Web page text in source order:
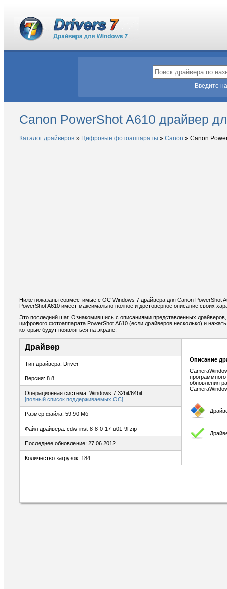
Введите
Canon PowerShot A610 драйвер
Каталог драйверов » Цифровые фотоаппараты » Canon » Canon
Ниже показаны совместимые с ОС Windows 7 драйвера для Canon PowerShot
PowerShot A610 имеет максимально полное и достоверное описание своих
Это последний шаг. Ознакомившись с описаниями представленных
цифрового фотоаппарата PowerShot A610 (если драйверов несколько) и
которые будут появляться на экране.
Драйвер
Тип драйвера: Driver
Версия: 8.8
Операционная система: Windows 7 32bit/64bit
[полный список поддерживаемых ОС]
Размер файла: 59.90 Мб
Файл драйвера: cdw-inst-8-8-0-17-u01-9l.zip
Последнее обновление: 27.06.2012
Количество загрузок: 184
Описание
обновления